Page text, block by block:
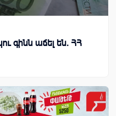
գինն աճել են. ՀՀ